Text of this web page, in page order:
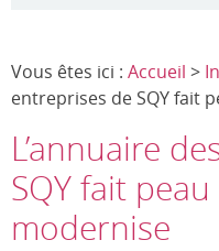
Vous êtes ici : Accueil >
entreprises de SQY fait
L’annuaire
SQY fait
modernise